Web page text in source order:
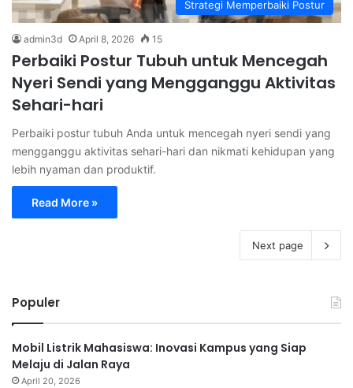
Strategi Memperbaiki Postur
admin3d April 8, 2026 15
Perbaiki Postur Tubuh untuk Mencegah
Nyeri Sendi yang Mengganggu Aktivitas
Sehari-hari
Perbaiki postur tubuh Anda untuk mencegah nyeri sendi yang
mengganggu aktivitas sehari-hari dan nikmati kehidupan yang
lebih nyaman dan produktif.
Read More »
Next page
Populer
Mobil Listrik Mahasiswa: Inovasi Kampus yang Siap
Melaju di Jalan Raya
April 20, 2026